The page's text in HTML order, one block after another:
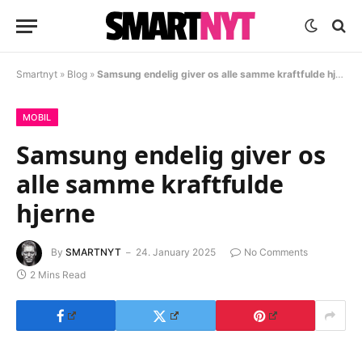
Smartnyt » Blog » Samsung endelig giver os alle samme kraftfulde hjerne
MOBIL
Samsung endelig giver os
alle samme kraftfulde
hjerne
By SMARTNYT 24. January 2025
No Comments
2 Mins Read